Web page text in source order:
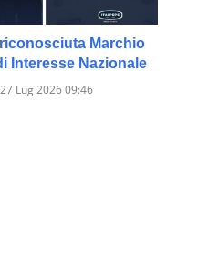
Marchio
Interesse Nazionale
27 Lug 2026 09:46